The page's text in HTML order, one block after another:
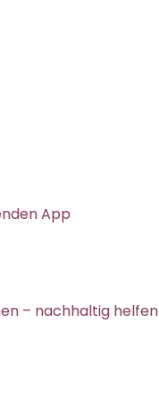
App
– nachhaltig helfen